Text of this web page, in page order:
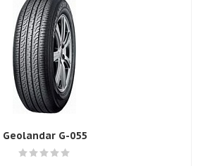
Geolandar G-055